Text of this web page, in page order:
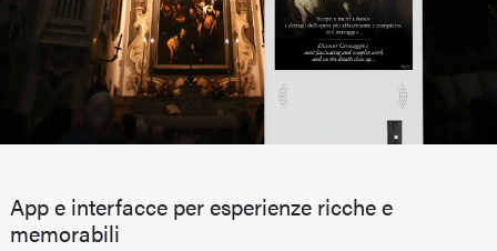
App e interfacce per esperienze ricche e
memorabili